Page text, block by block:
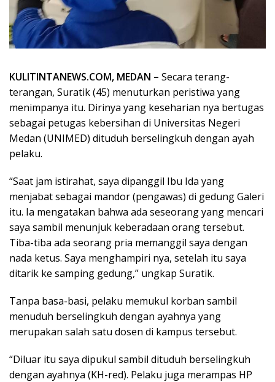
KULITINTANEWS.COM, MEDAN – Secara terang-
terangan, Suratik (45) menuturkan peristiwa yang
menimpanya itu. Dirinya yang keseharian nya bertugas
sebagai petugas kebersihan di Universitas Negeri
Medan (UNIMED) dituduh berselingkuh dengan ayah
pelaku.
“Saat jam istirahat, saya dipanggil Ibu Ida yang
menjabat sebagai mandor (pengawas) di gedung Galeri
itu. Ia mengatakan bahwa ada seseorang yang mencari
saya sambil menunjuk keberadaan orang tersebut.
Tiba-tiba ada seorang pria memanggil saya dengan
nada ketus. Saya menghampiri nya, setelah itu saya
ditarik ke samping gedung,” ungkap Suratik.
Tanpa basa-basi, pelaku memukul korban sambil
menuduh berselingkuh dengan ayahnya yang
merupakan salah satu dosen di kampus tersebut.
“Diluar itu saya dipukul sambil dituduh berselingkuh
dengan ayahnya (KH-red). Pelaku juga merampas HP